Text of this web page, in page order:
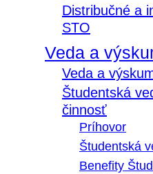
Distribučné a
STO
Veda a
Veda a
Študentská
činnosť
Príhovor
Študentská
Benefity